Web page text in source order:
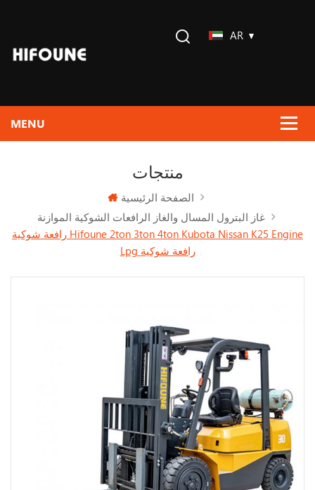
AR
منتجات
الصفحة الرئيسية
غاز البترول المسال والغاز الرافعات الشوكية الموازنة
رافعة شوكية Hifoune 2ton 3ton 4ton Kubota Nissan K25 Engine
Lpg رافعة شوكية